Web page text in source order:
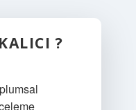
?